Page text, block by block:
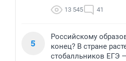
13 545 41
5
Российскому
конец? В стране
стобалльников ЕГЭ